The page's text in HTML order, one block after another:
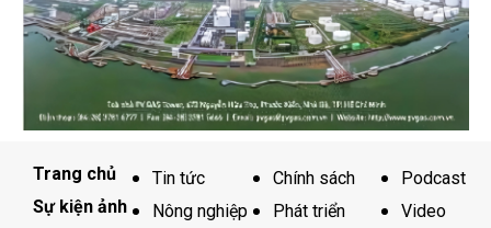
Trang chủ
Sự kiện ảnh
Tin tức
Nông nghiệp
Chính sách
Phát triển
Podcast
Video